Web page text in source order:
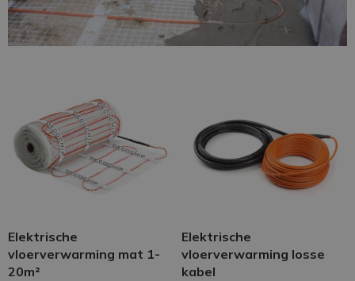
Elektrische
vloerverwarming mat 1-
20m²
Elektrische
vloerverwarming losse
kabel